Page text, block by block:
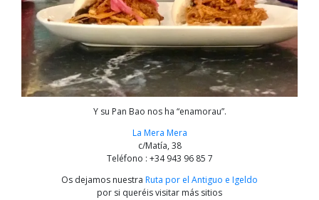
Y su Pan Bao nos ha “enamorau”.
La Mera Mera
c/Matía, 38
Teléfono : +34 943 96 85 7
Os dejamos nuestra Ruta por el Antiguo e Igeldo
por si queréis visitar más sitios